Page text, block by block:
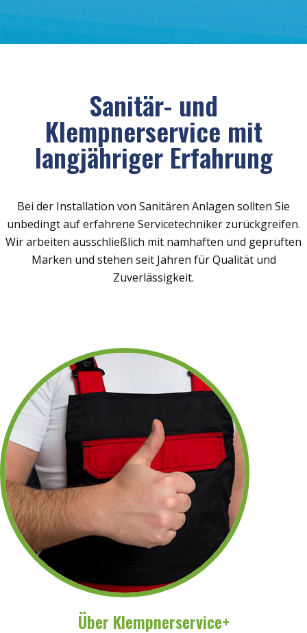
Sanitär- und
Klempnerservice mit
langjähriger Erfahrung
Bei der Installation von Sanitären Anlagen sollten Sie
unbedingt auf erfahrene Servicetechniker zurückgreifen.
Wir arbeiten ausschließlich mit namhaften und geprüften
Marken und stehen seit Jahren für Qualität und
Zuverlässigkeit.
Über Klempnerservice+